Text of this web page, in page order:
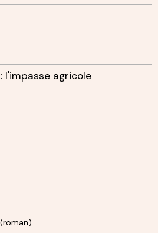
l'impasse agricole
(roman)